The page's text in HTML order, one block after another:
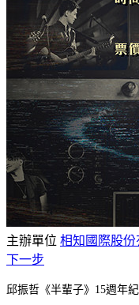
主辦單位 相知國際股份
下一步
邱振哲《半輩子》15週年